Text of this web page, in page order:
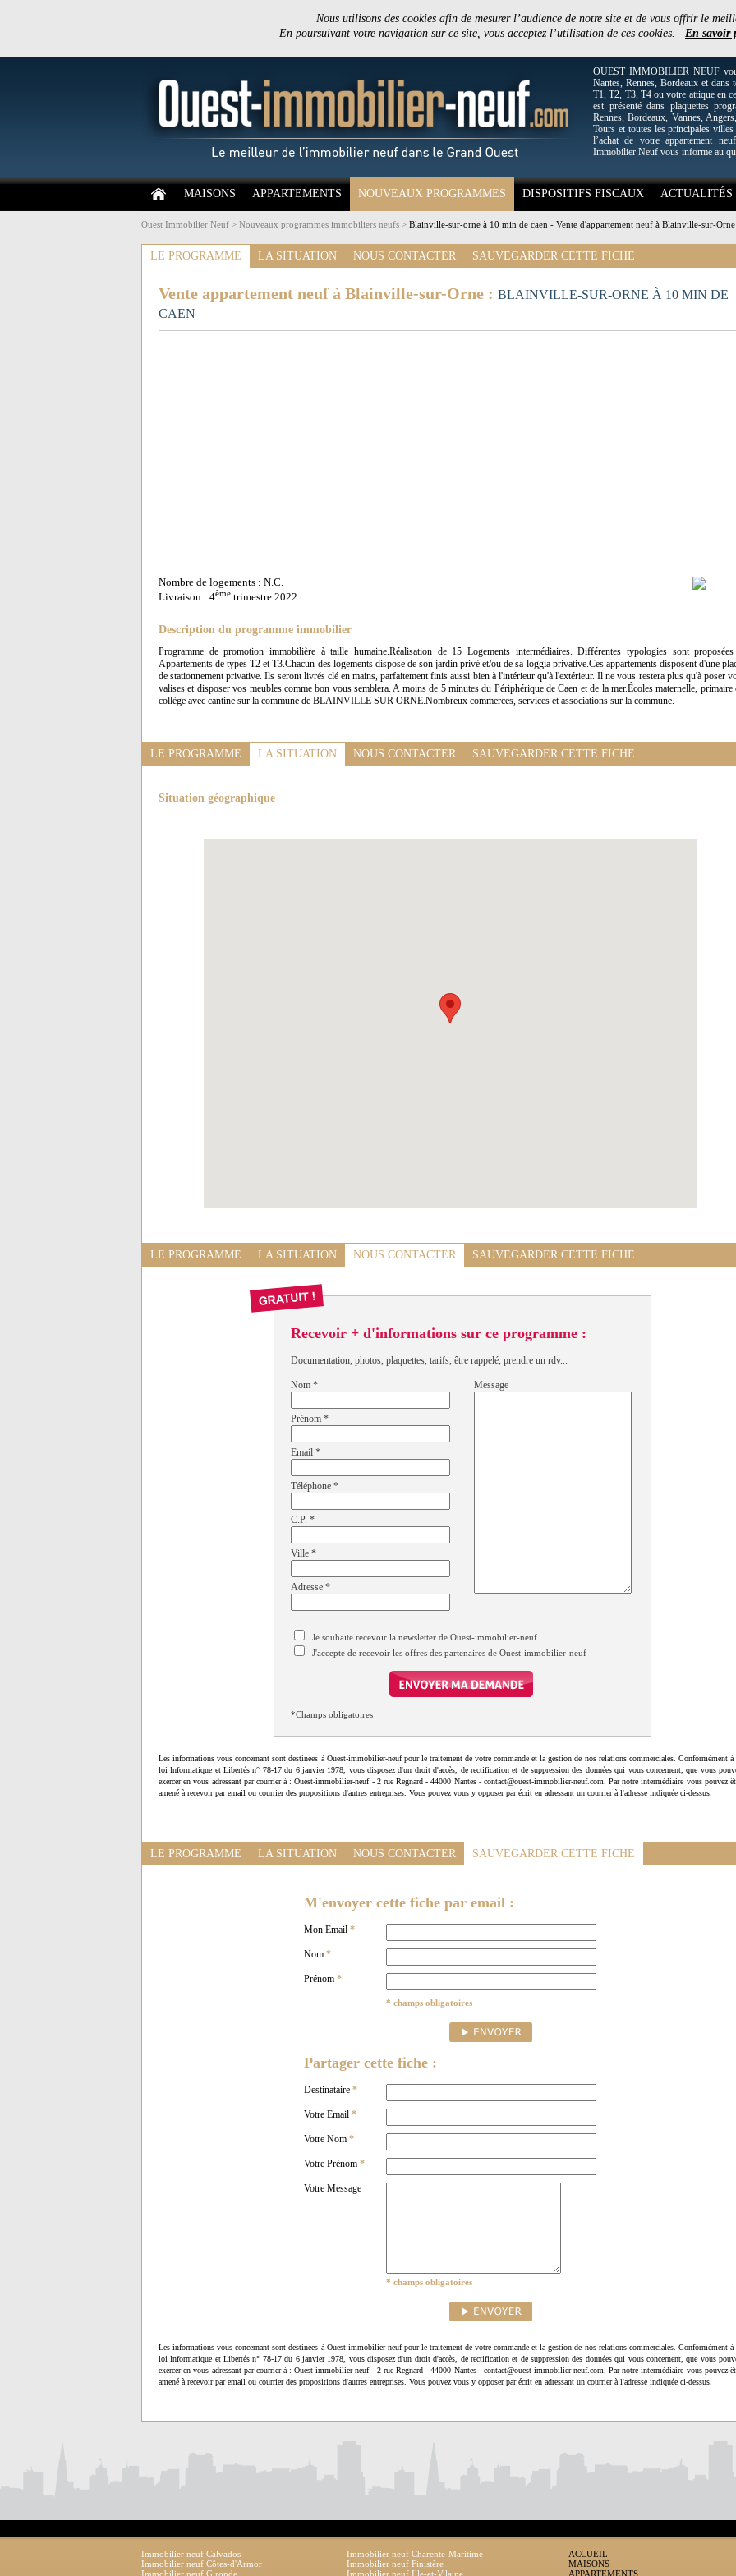
Nous utilisons des cookies afin de mesurer l’audience de notre site et de vous offrir le
En poursuivant votre navigation sur ce site, vous acceptez l’utilisation de ces cookies. En savoir
OUEST IMMOBILIER NEUF
Nantes, Rennes, Bordeaux et
T1, T2, T3, T4 ou votre attique en
est présenté dans plaquettes
Rennes, Bordeaux, Vannes,
Tours et toutes les principales
l’achat de votre appartement
Immobilier Neuf vous informe au
MAISONS APPARTEMENTS NOUVEAUX PROGRAMMES DISPOSITIFS FISCAUX ACTUALITÉS
Ouest Immobilier Neuf > Nouveaux programmes immobiliers neufs > Blainville-sur-orne à 10 min de caen - Vente d'appartement neuf à Blainville-sur-Orne
LE PROGRAMME LA SITUATION NOUS CONTACTER SAUVEGARDER CETTE FICHE
Vente appartement neuf à Blainville-sur-Orne : BLAINVILLE-SUR-ORNE À 10 MIN DE
CAEN
Nombre de logements : N.C.
Livraison : 4ème trimestre 2022
Description du programme immobilier
Programme de promotion immobilière à taille humaine.Réalisation de 15 Logements intermédiaires. Différentes typologies sont
Appartements de types T2 et T3.Chacun des logements dispose de son jardin privé et/ou de sa loggia privative.Ces appartements disposent d'une
de stationnement privative. Ils seront livrés clé en mains, parfaitement finis aussi bien à l'intérieur qu'à l'extérieur. Il ne vous restera plus qu'à poser
valises et disposer vos meubles comme bon vous semblera. A moins de 5 minutes du Périphérique de Caen et de la mer.Écoles maternelle, primaire
collège avec cantine sur la commune de BLAINVILLE SUR ORNE.Nombreux commerces, services et associations sur la commune.
LE PROGRAMME LA SITUATION NOUS CONTACTER SAUVEGARDER CETTE FICHE
Situation géographique
LE PROGRAMME LA SITUATION NOUS CONTACTER SAUVEGARDER CETTE FICHE
Recevoir + d'informations sur ce programme :
Documentation, photos, plaquettes, tarifs, être rappelé, prendre un rdv...
Nom *
Prénom *
Email *
Téléphone *
C.P. *
Ville *
Adresse *
Message
Je souhaite recevoir la newsletter de Ouest-immobilier-neuf
J'accepte de recevoir les offres des partenaires de Ouest-immobilier-neuf
*Champs obligatoires
Les informations vous concernant sont destinées à Ouest-immobilier-neuf pour le traitement de votre commande et la gestion de nos relations commerciales. Conformément à
loi Informatique et Libertés n° 78-17 du 6 janvier 1978, vous disposez d'un droit d'accès, de rectification et de suppression des données qui vous concernent, que vous
exercer en vous adressant par courrier à : Ouest-immobilier-neuf - 2 rue Regnard - 44000 Nantes - contact@ouest-immobilier-neuf.com. Par notre intermédiaire vous pouvez
amené à recevoir par email ou courrier des propositions d'autres entreprises. Vous pouvez vous y opposer par écrit en adressant un courrier à l'adresse indiquée ci-dessus.
LE PROGRAMME LA SITUATION NOUS CONTACTER SAUVEGARDER CETTE FICHE
M'envoyer cette fiche par email :
Mon Email *
Nom *
Prénom *
* champs obligatoires
Partager cette fiche :
Destinataire *
Votre Email *
Votre Nom *
Votre Prénom *
Votre Message
* champs obligatoires
Les informations vous concernant sont destinées à Ouest-immobilier-neuf pour le traitement de votre commande et la gestion de nos relations commerciales. Conformément à
loi Informatique et Libertés n° 78-17 du 6 janvier 1978, vous disposez d'un droit d'accès, de rectification et de suppression des données qui vous concernent, que vous
exercer en vous adressant par courrier à : Ouest-immobilier-neuf - 2 rue Regnard - 44000 Nantes - contact@ouest-immobilier-neuf.com. Par notre intermédiaire vous pouvez
amené à recevoir par email ou courrier des propositions d'autres entreprises. Vous pouvez vous y opposer par écrit en adressant un courrier à l'adresse indiquée ci-dessus.
Immobilier neuf Calvados
Immobilier neuf Charente-Maritime
Immobilier neuf Côtes-d'Armor
Immobilier neuf Finistère
Immobilier neuf Gironde
Immobilier neuf Ille-et-Vilaine
ACCUEIL
MAISONS
APPARTEMENTS